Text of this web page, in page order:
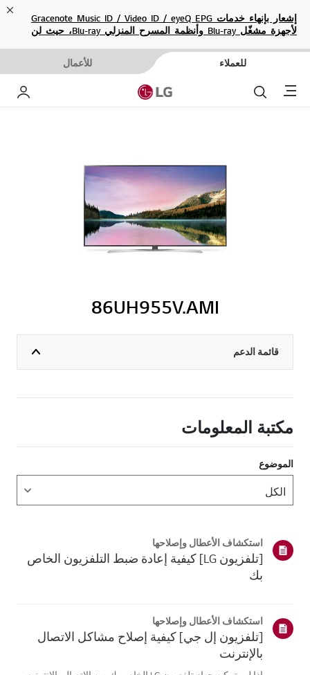
إشعار بإنهاء خدمات Gracenote Music ID / Video ID / eyeQ EPG
لأجهزة مشغّل Blu-ray وأنظمة المسرح المنزلي Blu-ray، حيث لن
للعملاء للأعمال
Menu بحث
86UH955V.AMI
قائمة الدعم
مكتبة المعلومات
الموضوع
استكشاف الأعطال وإصلاحها
[تلفزيون LG] كيفية إعادة ضبط التلفزيون الخاص
بك
استكشاف الأعطال وإصلاحها
[تلفزيون إل جي] كيفية إصلاح مشاكل الاتصال
بالإنترنت